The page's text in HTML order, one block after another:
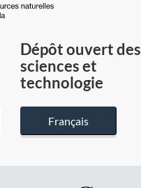
du
Canada
Dépôt ouvert des
sciences et
technologie
Français